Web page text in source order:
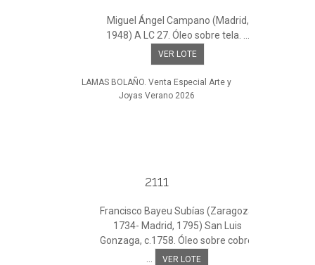
Miguel Ángel Campano (Madrid,
1948) A LC 27. Óleo sobre tela. ...
VER LOTE
LAMAS BOLAÑO. Venta Especial Arte y
Joyas Verano 2026
2111
Francisco Bayeu Subías (Zaragoza,
1734- Madrid, 1795) San Luis
Gonzaga, c.1758. Óleo sobre cobre.
VER LOTE